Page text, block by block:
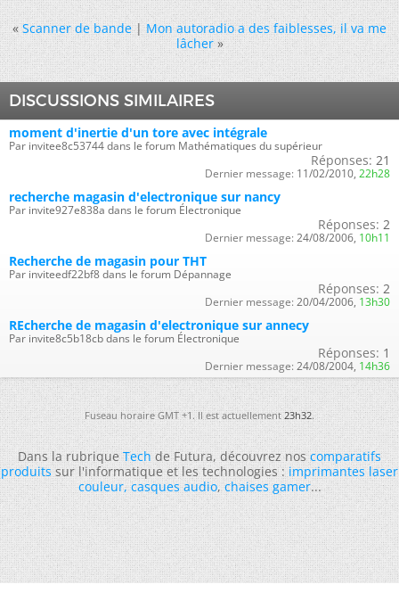
« Scanner de bande|Mon autoradio a des faiblesses, il va me
lâcher »
DISCUSSIONS SIMILAIRES
moment d'inertie d'un tore avec intégrale
Par invitee8c53744 dans le forum Mathématiques du supérieur
Réponses: 21
Dernier message: 11/02/2010, 22h28
recherche magasin d'electronique sur nancy
Par invite927e838a dans le forum Électronique
Réponses: 2
Dernier message: 24/08/2006, 10h11
Recherche de magasin pour THT
Par inviteedf22bf8 dans le forum Dépannage
Réponses: 2
Dernier message: 20/04/2006, 13h30
REcherche de magasin d'electronique sur annecy
Par invite8c5b18cb dans le forum Électronique
Réponses: 1
Dernier message: 24/08/2004, 14h36
Fuseau horaire GMT +1. Il est actuellement23h32.
Dans la rubriqueTechde Futura, découvrez noscomparatifs
produitssur l'informatique et les technologies :imprimantes laser
couleur,casques audio,chaises gamer...